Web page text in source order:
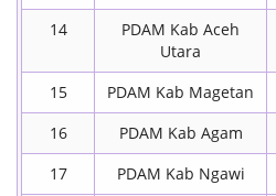
14
PDAM Kab Aceh
Utara
15 PDAM Kab Magetan
16
PDAM Kab Agam
17
PDAM Kab Ngawi